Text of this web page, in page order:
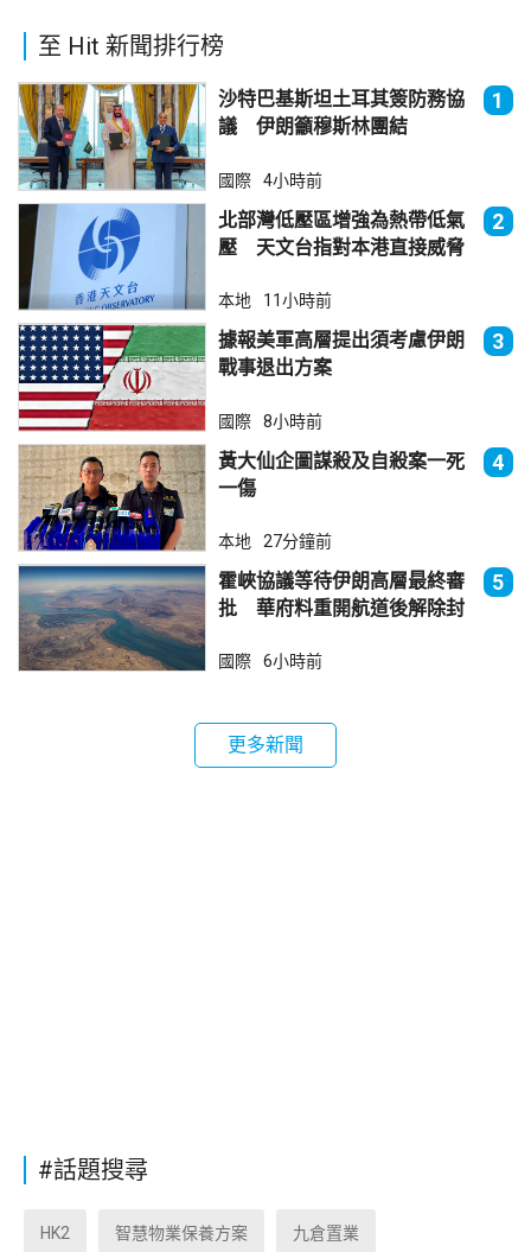
至 Hit 新聞排行榜
沙特巴基斯坦土耳其簽防務協
議 伊朗籲穆斯林團結
1
國際 4小時前
北部灣低壓區增強為熱帶低氣
壓 天文台指對本港直接威脅
2
本地 11小時前
據報美軍高層提出須考慮伊朗
戰事退出方案
3
國際 8小時前
黃大仙企圖謀殺及自殺案一死
一傷
4
本地 27分鐘前
霍峽協議等待伊朗高層最終審
批 華府料重開航道後解除封
5
國際 6小時前
更多新聞
#話題搜尋
HK2 智慧物業保養方案 九倉置業